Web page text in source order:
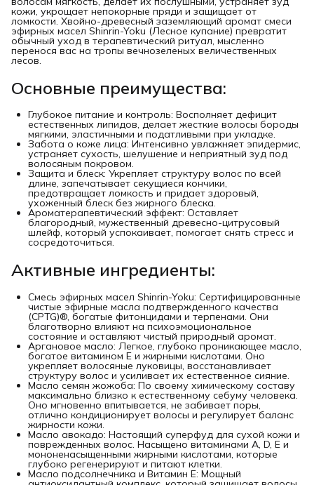
кожи, укрощает непокорные пряди и защищает от
ломкости. Хвойно-древесный заземляющий аромат смеси
эфирных масел Shinrin-Yoku (Лесное купание) превратит
обычный уход в терапевтический ритуал, мысленно
перенося вас на тропы вечнозеленых величественных
лесов.
Основные преимущества:
Глубокое питание и контроль: Восполняет дефицит
естественных липидов, делает жесткие волосы бороды
мягкими, эластичными и податливыми при укладке.
Забота о коже лица: Интенсивно увлажняет эпидермис,
устраняет сухость, шелушение и неприятный зуд под
волосяным покровом.
Защита и блеск: Укрепляет структуру волос по всей
длине, запечатывает секущиеся кончики,
предотвращает ломкость и придает здоровый,
ухоженный блеск без жирного блеска.
Ароматерапевтический эффект: Оставляет
благородный, мужественный древесно-цитрусовый
шлейф, который успокаивает, помогает снять стресс и
сосредоточиться.
Активные ингредиенты:
Смесь эфирных масел Shinrin-Yoku: Сертифицированные
чистые эфирные масла подтвержденного качества
(CPTG)®, богатые фитонцидами и терпенами. Они
благотворно влияют на психоэмоциональное
состояние и оставляют чистый природный аромат.
Аргановое масло: Легкое, глубоко проникающее масло,
богатое витамином E и жирными кислотами. Оно
укрепляет волосяные луковицы, восстанавливает
структуру волос и усиливает их естественное сияние.
Масло семян жожоба: По своему химическому составу
максимально близко к естественному себуму человека.
Оно мгновенно впитывается, не забивает поры,
отлично кондиционирует волосы и регулирует баланс
жирности кожи.
Масло авокадо: Настоящий суперфуд для сухой кожи и
поврежденных волос. Насыщено витаминами A, D, E и
мононенасыщенными жирными кислотами, которые
глубоко регенерируют и питают клетки.
Масло подсолнечника и Витамин E: Мощный